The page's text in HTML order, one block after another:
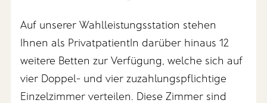
Auf unserer Wahlleistungsstation stehen
Ihnen als PrivatpatientIn darüber hinaus 12
weitere Betten zur Verfügung, welche sich auf
vier Doppel- und vier zuzahlungspflichtige
Einzelzimmer verteilen. Diese Zimmer sind